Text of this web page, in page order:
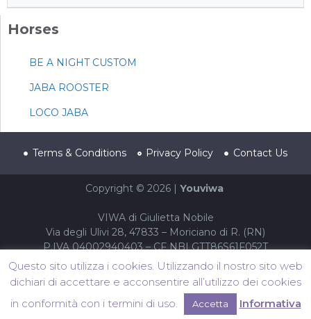
Horses
BE A NIGHT CUSTOM
JABA ROOSTER
LOCO JABA
Terms & Conditions Privacy Policy Contact Us
Copyright © 2026 | Youviwa
VIWA di Giulietta Nobile
Via degli Ulivi 28, 47833 – Moriciano di R. (RN)
P.IVA 04002940403 – CF NBLGTT86S61F052T
Questo sito utilizza i cookies. Utilizzando il nostro sito web
dichiari di accettare e acconsentire all’utilizzo dei cookies
in conformità con i termini di uso.
Accetta Informativa